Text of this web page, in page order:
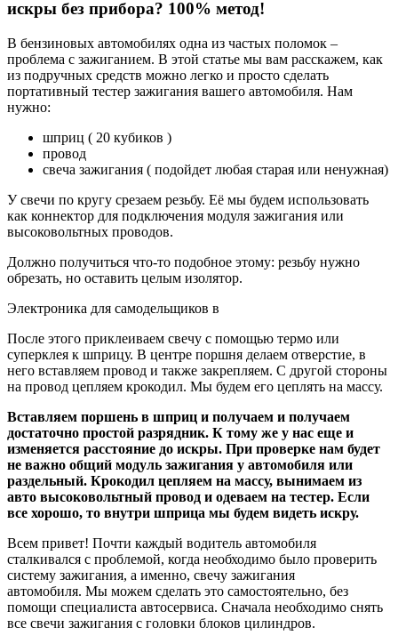
искры без прибора? 100% метод!
В бензиновых автомобилях одна из частых поломок –
проблема с зажиганием. В этой статье мы вам расскажем, как
из подручных средств можно легко и просто сделать
портативный тестер зажигания вашего автомобиля. Нам
нужно:
шприц ( 20 кубиков )
провод
свеча зажигания ( подойдет любая старая или ненужная)
У свечи по кругу срезаем резьбу. Её мы будем использовать
как коннектор для подключения модуля зажигания или
высоковольтных проводов.
Должно получиться что-то подобное этому: резьбу нужно
обрезать, но оставить целым изолятор.
Электроника для самодельщиков в
После этого приклеиваем свечу с помощью термо или
суперклея к шприцу. В центре поршня делаем отверстие, в
него вставляем провод и также закрепляем. С другой стороны
на провод цепляем крокодил. Мы будем его цеплять на массу.
Вставляем поршень в шприц и получаем и получаем
достаточно простой разрядник. К тому же у нас еще и
изменяется расстояние до искры. При проверке нам будет
не важно общий модуль зажигания у автомобиля или
раздельный. Крокодил цепляем на массу, вынимаем из
авто высоковольтный провод и одеваем на тестер. Если
все хорошо, то внутри шприца мы будем видеть искру.
Всем привет! Почти каждый водитель автомобиля
сталкивался с проблемой, когда необходимо было проверить
систему зажигания, а именно, свечу зажигания
автомобиля. Мы можем сделать это самостоятельно, без
помощи специалиста автосервиса. Сначала необходимо снять
все свечи зажигания с головки блоков цилиндров.